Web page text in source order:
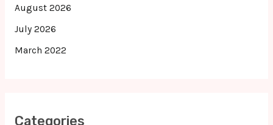
August 2026
July 2026
March 2022
Categories